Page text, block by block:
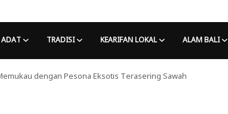
TRADISI KEARIFAN LOKAL ALAM BALI
dengan Pesona Eksotis Terasering Sawah